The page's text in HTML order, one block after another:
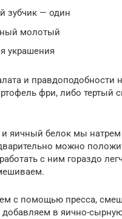
зубчик — один
молотый
украшения
и правдоподобности
фри, либо тертый
яичный белок мы
можно
с ним гораздо
с помощью пресса,
в яично-